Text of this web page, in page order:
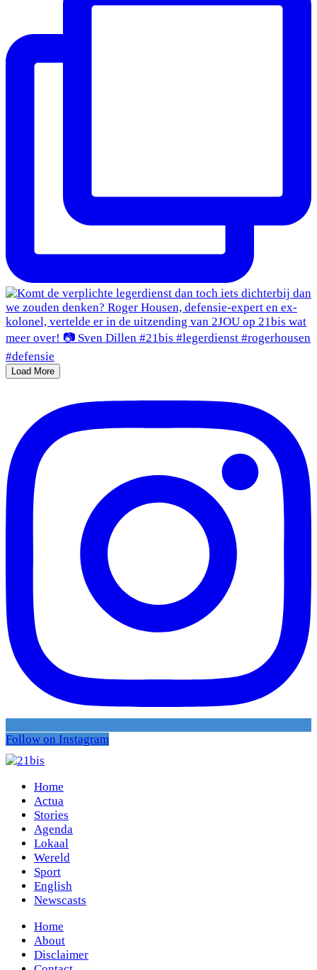
Load More
Follow on Instagram
Home
Actua
Stories
Agenda
Lokaal
Wereld
Sport
English
Newscasts
Home
About
Disclaimer